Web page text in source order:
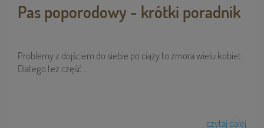
Pas poporodowy - krótki poradnik
Problemy z dojściem do siebie po ciąży to zmora wielu kobiet.
Dlatego też część ...
czytaj dalej